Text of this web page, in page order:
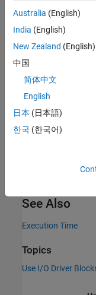
Output
expand all
Version
Introduced in
See Also
Execution Time
Topics
Use I/O Driver
Australia (English)
India (English)
New Zealand (English)
中国
简体中文
English
日本 (日本語)
한국 (한국어)